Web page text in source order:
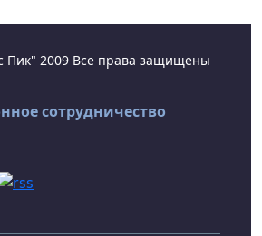
Пик" 2009 Все права защищены
сотрудничество